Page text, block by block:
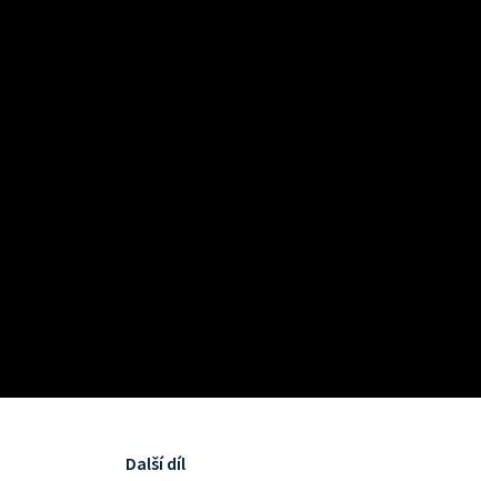
Další díl